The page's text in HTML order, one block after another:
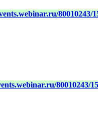
80010243/
80010243/